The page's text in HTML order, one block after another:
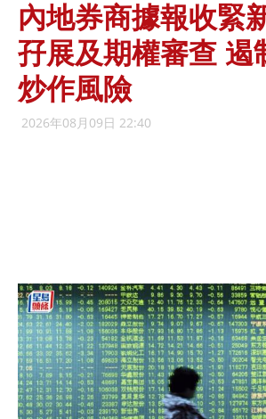
內地券商據報收緊
孖展及期權審查 遏
炒作風險
2026年08月09日 22:40